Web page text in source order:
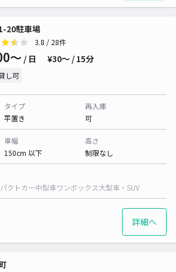
20駐車場
3.8 / 28件
〜 / 日 ¥30〜 / 15分
し可
タイプ
平置き
再入庫
可
車幅
150cm 以下
高さ
制限なし
クトカー中型車ワンボックス大型車・SUV
詳細へ